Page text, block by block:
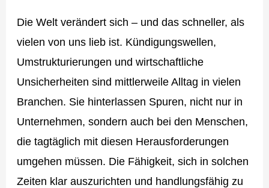
Die Welt verändert sich – und das schneller, als
vielen von uns lieb ist. Kündigungswellen,
Umstrukturierungen und wirtschaftliche
Unsicherheiten sind mittlerweile Alltag in vielen
Branchen. Sie hinterlassen Spuren, nicht nur in
Unternehmen, sondern auch bei den Menschen,
die tagtäglich mit diesen Herausforderungen
umgehen müssen. Die Fähigkeit, sich in solchen
Zeiten klar auszurichten und handlungsfähig zu
unsere
stärkste
Ressource
ist